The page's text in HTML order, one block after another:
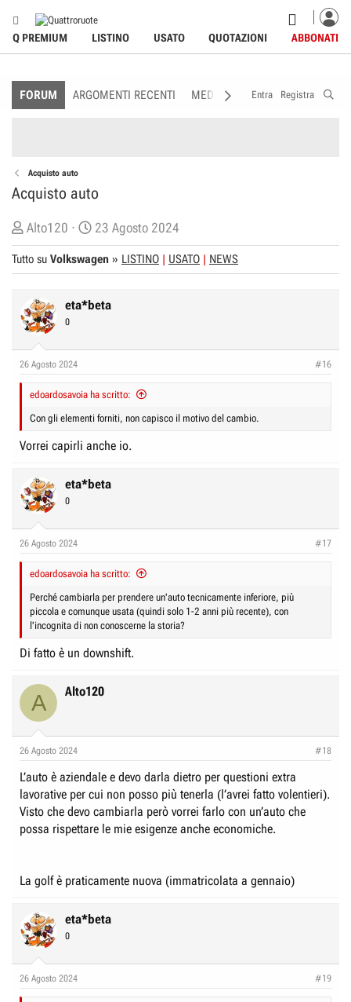
Q PREMIUM LISTINO USATO QUOTAZIONI ABBONATI
FORUM ARGOMENTI RECENTI MEDIA MEMBRI
Entra Registra
Acquisto auto
Acquisto auto
C
r
e
o
e
s
u
s
i
o
n
Alto120
D
a
t
d
z
i
23 Agosto 2024
Tutto su Volkswagen » LISTINO USATO NEWS
eta*beta
0
26 Agosto 2024 #16
edoardosavoia ha scritto:
Con gli elementi forniti, non capisco il motivo del cambio.
Vorrei capirli anche io.
eta*beta
0
26 Agosto 2024 #17
edoardosavoia ha scritto:
Perché cambiarla per prendere un'auto tecnicamente inferiore, più
piccola e comunque usata (quindi solo 1-2 anni più recente), con
l'incognita di non conoscerne la storia?
Di fatto è un downshift.
A Alto120
26 Agosto 2024 #18
L’auto è aziendale e devo darla dietro per questioni extra
lavorative per cui non posso più tenerla (l’avrei fatto volentieri).
Visto che devo cambiarla però vorrei farlo con un’auto che
possa rispettare le mie esigenze anche economiche.
La golf è praticamente nuova (immatricolata a gennaio)
eta*beta
0
26 Agosto 2024 #19